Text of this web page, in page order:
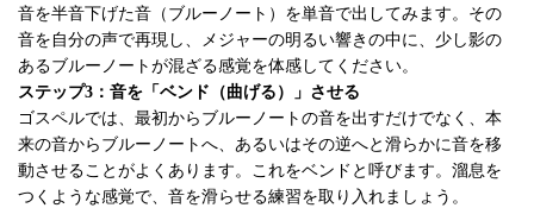
音を半音下げた音（ブルーノート）を単音で出してみます。その
音を自分の声で再現し、メジャーの明るい響きの中に、少し影の
あるブルーノートが混ざる感覚を体感してください。
ステップ3：音を「ベンド（曲げる）」させる
ゴスペルでは、最初からブルーノートの音を出すだけでなく、本
来の音からブルーノートへ、あるいはその逆へと滑らかに音を移
動させることがよくあります。これをベンドと呼びます。溜息を
つくような感覚で、音を滑らせる練習を取り入れましょう。